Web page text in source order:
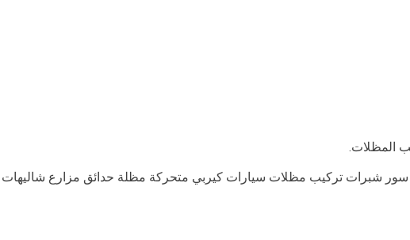
المظلات.
سور شبرات تركيب مظلات سيارات كيربي متحركة مظلة حدائق مزارع شاليهات